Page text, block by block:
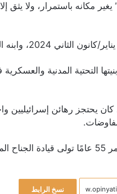
يغير مكانه باستمرار، ولا يثق
في أبريل/نيسان ٢٠٢٥.
التحتية المدنية
كان يحتجز رهائن
وأكدت “التايمز” في تقرير سابق أن الحداد البالغ من
نسخ الرابط